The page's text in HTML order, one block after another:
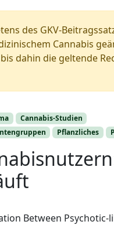
des GKV-
Cannabis
dahin die geltende
Cannabis-Studien
Pflanzliches
Between Psychotic-